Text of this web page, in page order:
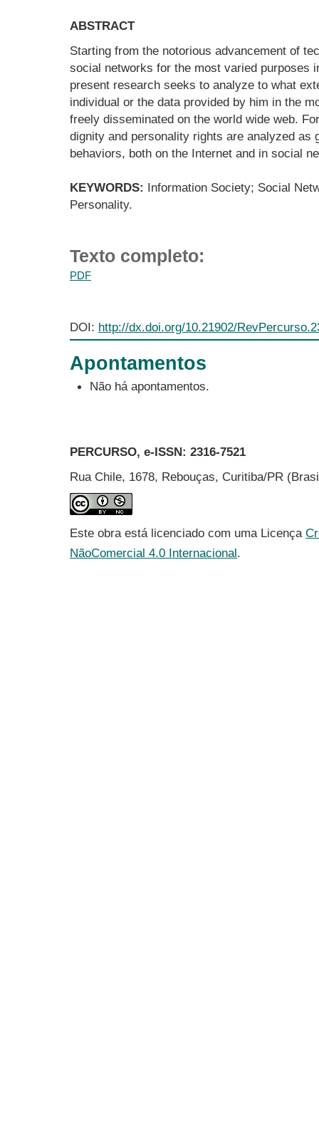
ABSTRACT
Starting from the notorious advancement of
social networks for the most varied purposes
present research seeks to analyze to what
individual or the data provided by him in the
freely disseminated on the world wide web.
dignity and personality rights are analyzed as
behaviors, both on the Internet and in social
KEYWORDS: Information Society; Social
Personality.
Texto completo:
PDF
DOI: http://dx.doi.org/10.21902/
Apontamentos
Não há apontamentos.
PERCURSO, e-ISSN: 2316-7521
Rua Chile, 1678, Rebouças, Curitiba/PR
Este obra está licenciado com uma Licença
NãoComercial 4.0 Internacional.